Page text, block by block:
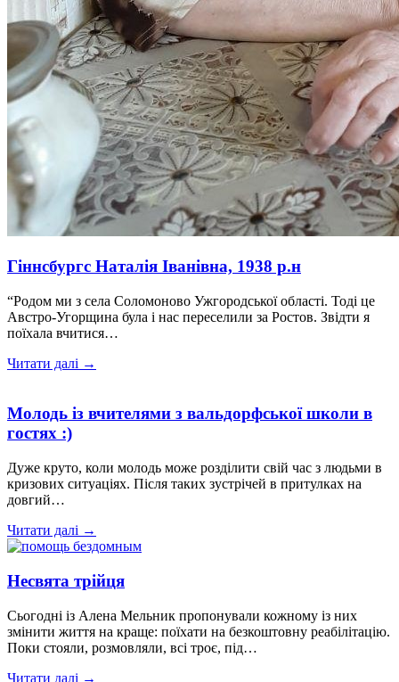
Гіннсбургс Наталія Іванівна, 1938 р.н
“Родом ми з села Соломоново Ужгородської області. Тоді це
Австро-Угорщина була і нас переселили за Ростов. Звідти я
поїхала вчитися…
Читати далі →
Молодь із вчителями з вальдорфської школи в
гостях :)
Дуже круто, коли молодь може розділити свій час з людьми в
кризових ситуаціях. Після таких зустрічей в притулках на
довгий…
Читати далі →
Несвята трійця
Сьогодні із Алена Мельник пропонували кожному із них
змінити життя на краще: поїхати на безкоштовну реабілітацію.
Поки стояли, розмовляли, всі троє, під…
Читати далі →